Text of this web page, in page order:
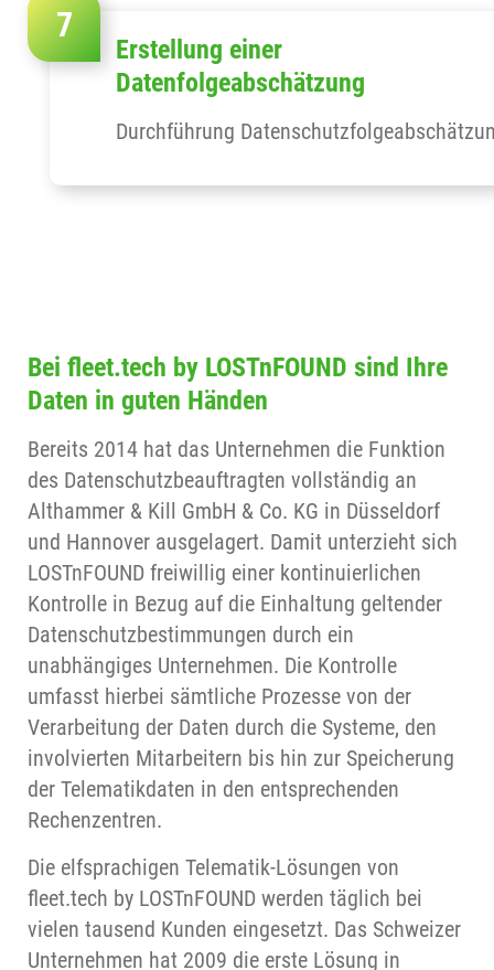
Erstellung einer
Datenfolgeabschätzung
Durchführung
Bei fleet.tech by LOSTnFOUND sind Ihre
Daten in guten Händen
Bereits 2014 hat das Unternehmen die Funktion
des Datenschutzbeauftragten vollständig an
Althammer & Kill GmbH & Co. KG in Düsseldorf
und Hannover ausgelagert. Damit unterzieht sich
LOSTnFOUND freiwillig einer kontinuierlichen
Kontrolle in Bezug auf die Einhaltung geltender
Datenschutzbestimmungen durch ein
unabhängiges Unternehmen. Die Kontrolle
umfasst hierbei sämtliche Prozesse von der
Verarbeitung der Daten durch die Systeme, den
involvierten Mitarbeitern bis hin zur Speicherung
der Telematikdaten in den entsprechenden
Rechenzentren.
Die elfsprachigen Telematik-Lösungen von
fleet.tech by LOSTnFOUND werden täglich bei
vielen tausend Kunden eingesetzt. Das Schweizer
Unternehmen hat 2009 die erste Lösung in